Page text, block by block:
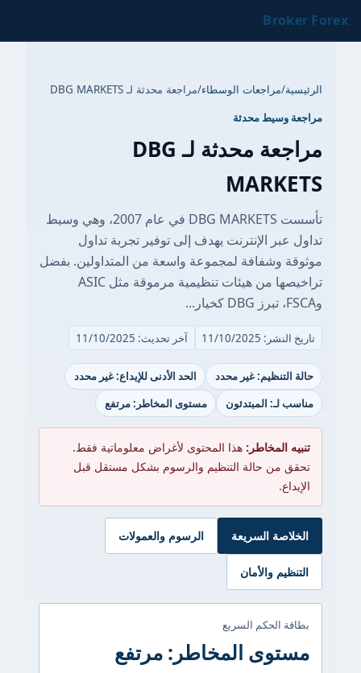
Broker Forex
الرئيسية/مراجعات الوسطاء/مراجعة محدثة لـ DBG MARKETS
مراجعة وسيط محدثة
مراجعة محدثة لـ DBG
MARKETS
تأسست DBG MARKETS في عام 2007، وهي وسيط
تداول عبر الإنترنت يهدف إلى توفير تجربة تداول
موثوقة وشفافة لمجموعة واسعة من المتداولين. بفضل
تراخيصها من هيئات تنظيمية مرموقة مثل ASIC
وFSCA، تبرز DBG كخيار...
تاريخ النشر: 11/10/2025 آخر تحديث: 11/10/2025
حالة التنظيم: غير محدد
الحد الأدنى للإيداع: غير محدد
مناسب لـ: المبتدئون
مستوى المخاطر: مرتفع
تنبيه المخاطر: هذا المحتوى لأغراض معلوماتية فقط.
تحقق من حالة التنظيم والرسوم بشكل مستقل قبل
الإيداع.
الخلاصة السريعة الرسوم والعمولات
التنظيم والأمان
بطاقة الحكم السريع
مستوى المخاطر: مرتفع